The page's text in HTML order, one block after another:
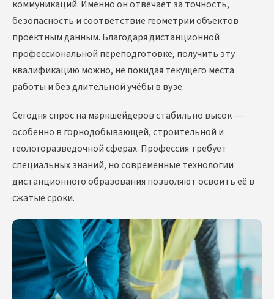
коммуникаций. Именно он отвечает за точность,
безопасность и соответствие геометрии объектов
проектным данным. Благодаря дистанционной
профессиональной переподготовке, получить эту
квалификацию можно, не покидая текущего места
работы и без длительной учёбы в вузе.
Сегодня спрос на маркшейдеров стабильно высок —
особенно в горнодобывающей, строительной и
геологоразведочной сферах. Профессия требует
специальных знаний, но современные технологии
дистанционного образования позволяют освоить её в
сжатые сроки.